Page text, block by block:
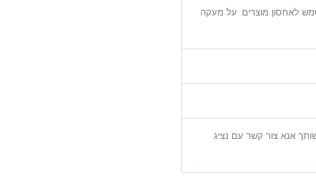
לאחסון מוצרים. על מעקה
אנא צור קשר עם נציג